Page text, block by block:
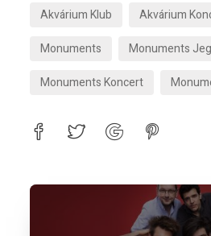
Akvárium Klub
Akvárium
Monuments
Monuments
Monuments Koncert